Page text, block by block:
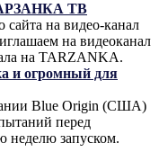
ТВ
на видео-канал
на видеоканал
на TARZANKA.
и огромный для
Blue Origin (США)
перед
неделю запуском.